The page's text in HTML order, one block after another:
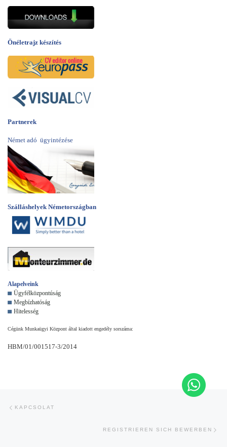
Önéletrajz készítés
Partnerek
Német adó ügyintézése
Szálláshelyek Németországban
Alapelveink
Ügyfélközpontúság
Megbízhatóság
Hitelesség
Cégünk Munkaügyi Központ által kiadott engedély sorszáma:
HBM/01/001517-3/2014
KAPCSOLAT
REGISTRIEREN SICH BEWERBEN